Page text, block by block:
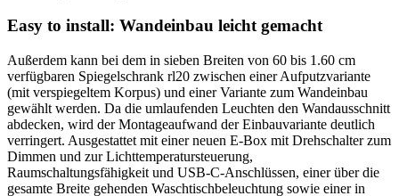
Easy to install: Wandeinbau leicht gemacht
Außerdem kann bei dem in sieben Breiten von 60 bis 1.60 cm
verfügbaren Spiegelschrank rl20 zwischen einer Aufputzvariante
(mit verspiegeltem Korpus) und einer Variante zum Wandeinbau
gewählt werden. Da die umlaufenden Leuchten den Wandausschnitt
abdecken, wird der Montageaufwand der Einbauvariante deutlich
verringert. Ausgestattet mit einer neuen E-Box mit Drehschalter zum
Dimmen und zur Lichttemperatursteuerung,
Raumschaltungsfähigkeit und USB-C-Anschlüssen, einer über die
gesamte Breite gehenden Waschtischbeleuchtung sowie einer in